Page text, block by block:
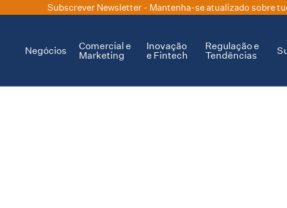
Subscrever Newsletter - Mantenha-se atualizado sobre
Negócios
Comercial e
Marketing
Inovação
e Fintech
Regulação e
Tendências